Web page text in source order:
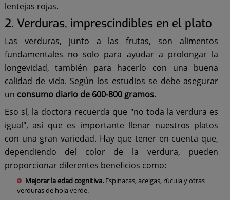
lentejas rojas.
2. Verduras, imprescindibles en el plato
Las verduras, junto a las frutas, son alimentos
fundamentales no solo para ayudar a prolongar la
longevidad, también para hacerlo con una buena
calidad de vida. Según los estudios se debe asegurar
un consumo diario de 600-800 gramos.
Eso sí, la doctora recuerda que "no toda la verdura es
igual", así que es importante llenar nuestros platos
con una gran variedad. Hay que tener en cuenta que,
dependiendo del color de la verdura, pueden
proporcionar diferentes beneficios como:
Mejorar la edad cognitiva.Espinacas, acelgas, rúcula y otras
verduras de hoja verde.